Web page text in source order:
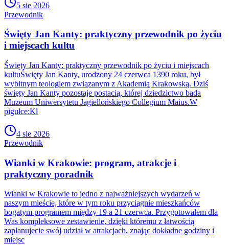
5 sie 2026
Przewodnik
Święty Jan Kanty: praktyczny przewodnik po życiu
i miejscach kultu
Święty Jan Kanty: praktyczny przewodnik po życiu i miejscach
kultuŚwięty Jan Kanty, urodzony 24 czerwca 1390 roku, był
wybitnym teologiem związanym z Akademią Krakowską. Dziś
święty Jan Kanty pozostaje postacią, której dziedzictwo bada
Muzeum Uniwersytetu Jagiellońskiego Collegium Maius.W
pigułce:Kl
4 sie 2026
Przewodnik
Wianki w Krakowie: program, atrakcje i
praktyczny poradnik
Wianki w Krakowie to jedno z najważniejszych wydarzeń w
naszym mieście, które w tym roku przyciągnie mieszkańców
bogatym programem między 19 a 21 czerwca. Przygotowałem dla
Was kompleksowe zestawienie, dzięki któremu z łatwością
zaplanujecie swój udział w atrakcjach, znając dokładne godziny i
miejsc